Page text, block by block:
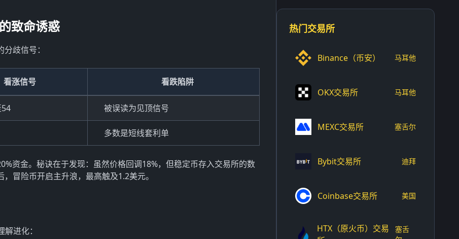
致命诱惑
歧信号：
看涨信号 看跌陷阱
被误读为见顶信号
多数是短线套利单
资金。秘诀在于发现：虽然价格回调18%，但稳定币存入交易所的数
冒险币开启主升浪，最高触及1.2美元。
进化：
热门交易所
Binance（币安） 马耳他
OKX交易所 马耳他
MEXC交易所 塞舌尔
Bybit交易所 迪拜
Coinbase交易所 美国
HTX（原火币）交易
塞舌